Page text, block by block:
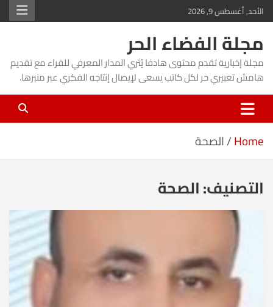
Skip
to
content
الأحد, أغسطس 9, 2026
مجلة الفضاء الحر
مجلة إخبارية تقدم محتوى هادفا يُثري المدار المعرفي للقراء مع تقديم
هامش تعبيري حر لكل كاتب يسعى لإيصال إنتاجه الفكري عبر منبرها.
Home الصحة
التصنيف:الصحة